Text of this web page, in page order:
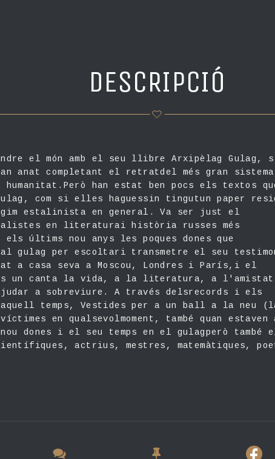
DESCRIPCIÓ
el món amb el seu llibre Arxipèlag Gulag,
anat completant el retratdel més gran sistema
han estat ben pocs els textos
com si elles haguessin tingutun paper
estalinista en general. Va ser just el
en literaturai història russes més
últims nou anys les poques dones que
gulag per escoltari transmetre el seu
a casa seva a Moscou, Londres i París,i el
un canta la vida, a la literatura, a
a sobreviure. A través delsrecords i els
temps, Vestides per a un ball a la neu
en qualsevolmoment, també quan estaven
dones i el seu temps en el gulagperò també
actrius, mestres, matemàtiques,